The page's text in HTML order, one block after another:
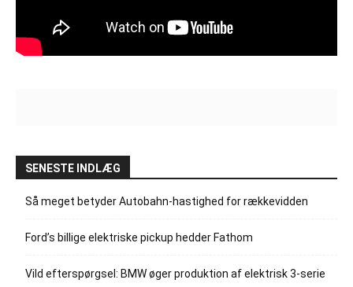
SENESTE INDLÆG
Så meget betyder Autobahn-hastighed for rækkevidden
Ford’s billige elektriske pickup hedder Fathom
Vild efterspørgsel: BMW øger produktion af elektrisk 3-serie